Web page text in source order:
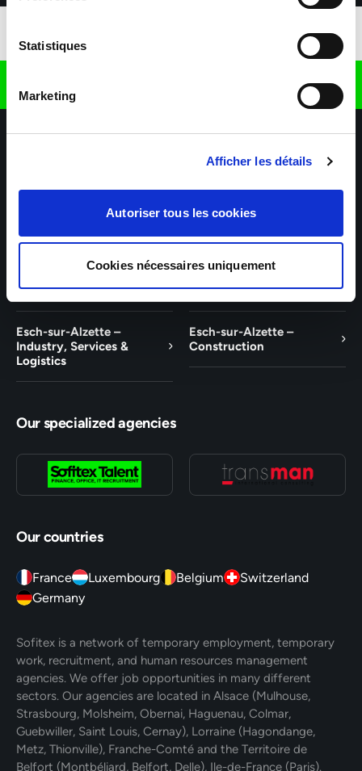
Statistiques
Marketing
Afficher les détails
Autoriser tous les cookies
Cookies nécessaires uniquement
Our agenciesOur business sectorsHelp & Contact
Wiltz Talent
Esch-sur-Alzette –
Industry, Services &
Logistics
Esch-sur-Alzette –
Construction
Our specialized agencies
Our countries
France Luxembourg Belgium
Switzerland
Germany
Sofitex is a network of temporary employment, temporary
work, recruitment, and human resources management
agencies. We offer job opportunities in many different
sectors. Our agencies are located in Alsace (Mulhouse,
Strasbourg, Molsheim, Obernai, Haguenau, Colmar,
Guebwiller, Saint Louis, Cernay), Lorraine (Hagondange,
Metz, Thionville), Franche-Comté and the Territoire de
Belfort (Montbéliard, Belfort, Delle), Ile-de-France (Paris).